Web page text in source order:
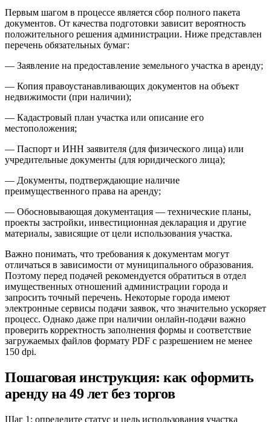
Первым шагом в процессе является сбор полного пакета
документов. От качества подготовки зависит вероятность
положительного решения администрации. Ниже представлен
перечень обязательных бумаг:
— Заявление на предоставление земельного участка в аренду;
— Копия правоустанавливающих документов на объект
недвижимости (при наличии);
— Кадастровый план участка или описание его
местоположения;
— Паспорт и ИНН заявителя (для физического лица) или
учредительные документы (для юридического лица);
— Документы, подтверждающие наличие
преимущественного права на аренду;
— Обосновывающая документация — технические планы,
проекты застройки, инвестиционная декларация и другие
материалы, зависящие от цели использования участка.
Важно понимать, что требования к документам могут
отличаться в зависимости от муниципального образования.
Поэтому перед подачей рекомендуется обратиться в отдел
имущественных отношений администрации города и
запросить точный перечень. Некоторые города имеют
электронные сервисы подачи заявок, что значительно ускоряет
процесс. Однако даже при наличии онлайн-подачи важно
проверить корректность заполнения формы и соответствие
загружаемых файлов формату PDF с разрешением не менее
150 dpi.
Пошаговая инструкция: как оформить
аренду на 49 лет без торгов
Шаг 1: определите статус и цель использования участка